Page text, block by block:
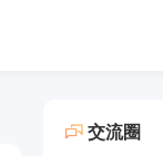
交流圈